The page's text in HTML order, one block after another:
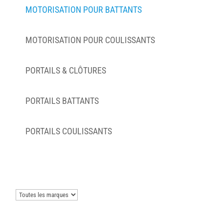
MOTORISATION POUR BATTANTS
MOTORISATION POUR COULISSANTS
PORTAILS & CLÔTURES
PORTAILS BATTANTS
PORTAILS COULISSANTS